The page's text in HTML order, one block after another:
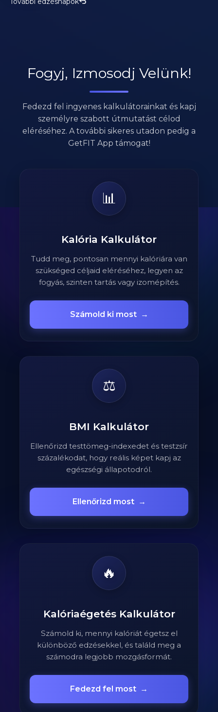
Fogyj, Izmosodj Velünk!
Fedezd fel ingyenes kalkulátorainkat és kapj
személyre szabott útmutatást célod
eléréséhez. A további sikeres utadon pedig a
GetFIT App támogat!
📊
Kalória Kalkulátor
Tudd meg, pontosan mennyi kalóriára van
szükséged céljaid eléréséhez, legyen az
fogyás, szinten tartás vagy izomépítés.
Számold ki most →
⚖️
BMI Kalkulátor
Ellenőrizd testtömeg-indexedet és testzsír
százalékodat, hogy reális képet kapj az
egészségi állapotodról.
Ellenőrizd most →
🔥
Kalóriaégetés Kalkulátor
Számold ki, mennyi kalóriát égetsz el
különböző edzésekkel, és találd meg a
számodra legjobb mozgásformát.
Fedezd fel most →